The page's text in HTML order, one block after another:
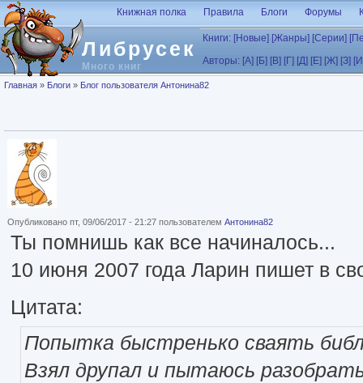
Перейти к основному содержанию
Либрусек
Много книг
Книжная полка Правила Блоги Форумы
Книги: [Новые] [Жанры] [Серии]
Авторы: [А] [Б] [В] [Г] [Д] [Е] [Ж] [З]
Вы здесь
Главная » Блоги » Блог пользователя Антонина82
Опубликовано пт, 09/06/2017 - 21:27 пользователем Антонина82
Ты помнишь как все начиналось...
10 июня 2007 года Ларин пишет в
Цитата:
Попытка быстренько сваять
Взял друпал и пытаюсь